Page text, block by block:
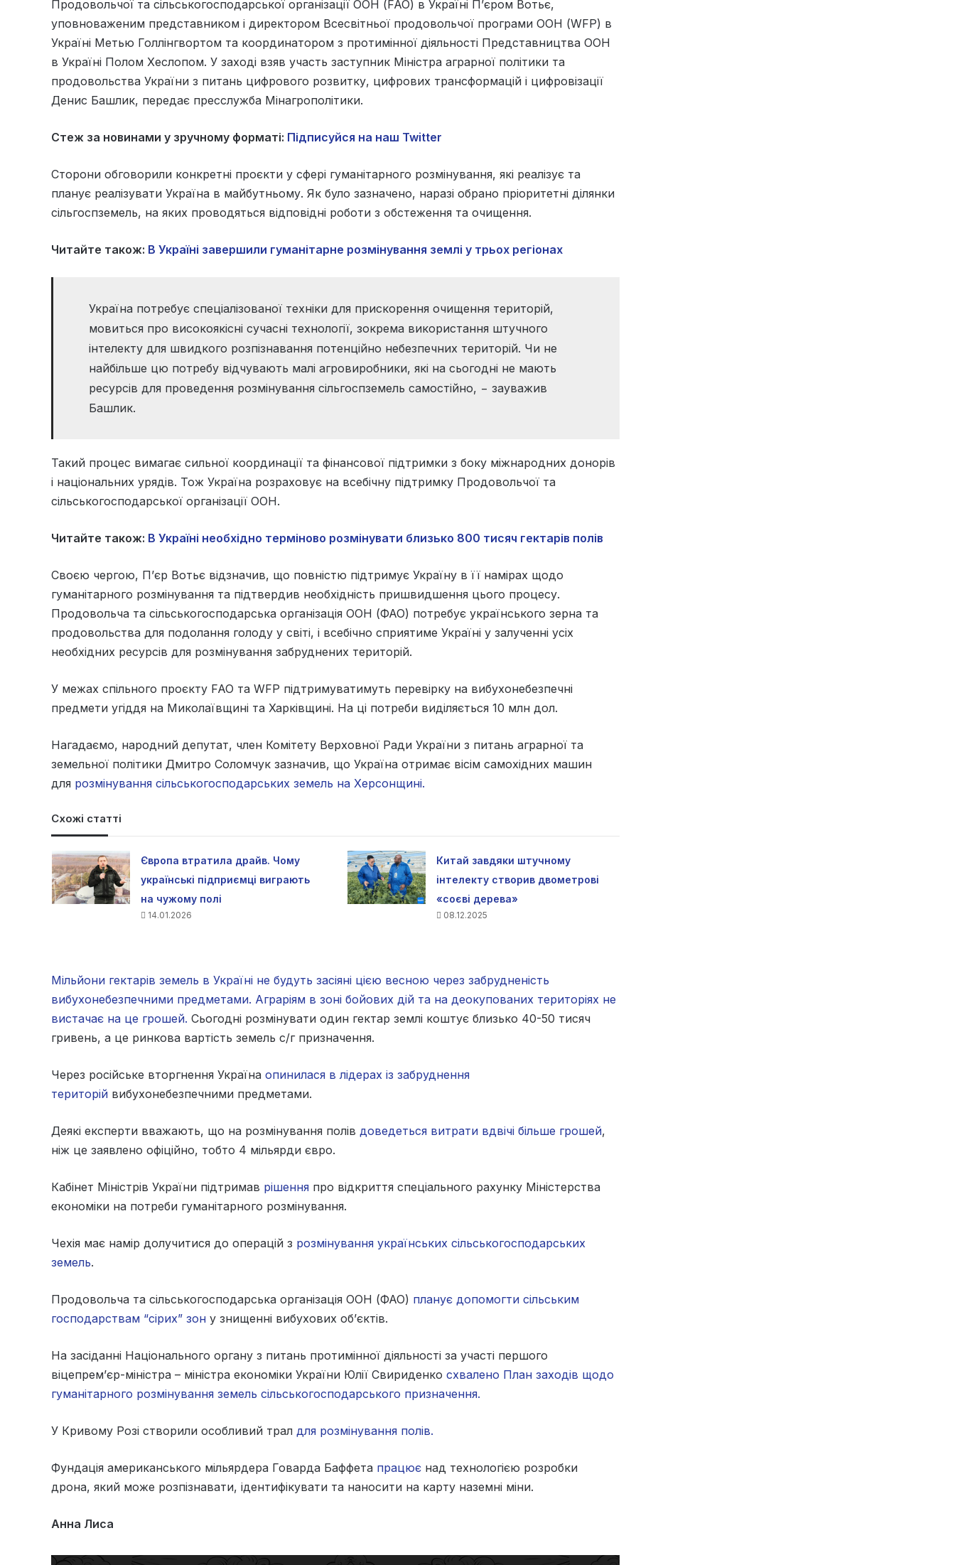
Продовольчої та сільськогосподарської організації ООН (FAO) в Україні П’єром Вотьє,
уповноваженим представником і директором Всесвітньої продовольчої програми ООН (WFP) в
Україні Метью Голлінгвортом та координатором з протимінної діяльності Представництва ООН
в Україні Полом Хеслопом. У заході взяв участь заступник Міністра аграрної політики та
продовольства України з питань цифрового розвитку, цифрових трансформацій і цифровізації
Денис Башлик, передає пресслужба Мінагрополітики.
Стеж за новинами у зручному форматі: Підписуйся на наш Twitter
Сторони обговорили конкретні проєкти у сфері гуманітарного розмінування, які реалізує та
планує реалізувати Україна в майбутньому. Як було зазначено, наразі обрано пріоритетні ділянки
сільгоспземель, на яких проводяться відповідні роботи з обстеження та очищення.
Читайте також: В Україні завершили гуманітарне розмінування землі у трьох регіонах
Україна потребує спеціалізованої техніки для прискорення очищення територій,
мовиться про високоякісні сучасні технології, зокрема використання штучного
інтелекту для швидкого розпізнавання потенційно небезпечних територій. Чи не
найбільше цю потребу відчувають малі агровиробники, які на сьогодні не мають
ресурсів для проведення розмінування сільгоспземель самостійно, − зауважив
Башлик.
Такий процес вимагає сильної координації та фінансової підтримки з боку міжнародних донорів
і національних урядів. Тож Україна розраховує на всебічну підтримку Продовольчої та
сільськогосподарської організації ООН.
Читайте також: В Україні необхідно терміново розмінувати близько 800 тисяч гектарів полів
Своєю чергою, П’єр Вотьє відзначив, що повністю підтримує Україну в її намірах щодо
гуманітарного розмінування та підтвердив необхідність пришвидшення цього процесу.
Продовольча та сільськогосподарська організація ООН (ФАО) потребує українського зерна та
продовольства для подолання голоду у світі, і всебічно сприятиме Україні у залученні усіх
необхідних ресурсів для розмінування забруднених територій.
У межах спільного проєкту FAO та WFP підтримуватимуть перевірку на вибухонебезпечні
предмети угіддя на Миколаївщині та Харківщині. На ці потреби виділяється 10 млн дол.
Нагадаємо, народний депутат, член Комітету Верховної Ради України з питань аграрної та
земельної політики Дмитро Соломчук зазначив, що Україна отримає вісім самохідних машин
для розмінування сільськогосподарських земель на Херсонщині.
Схожі статті
Європа втратила драйв. Чому
українські підприємці виграють
на чужому полі
14.01.2026
Китай завдяки штучному
інтелекту створив двометрові
«соєві дерева»
08.12.2025
Мільйони гектарів земель в Україні не будуть засіяні цією весною через забрудненість
вибухонебезпечними предметами. Аграріям в зоні бойових дій та на деокупованих територіях не
вистачає на це грошей. Сьогодні розмінувати один гектар землі коштує близько 40-50 тисяч
гривень, а це ринкова вартість земель с/г призначення.
Через російське вторгнення Україна опинилася в лідерах із забруднення
територій вибухонебезпечними предметами.
Деякі експерти вважають, що на розмінування полів доведеться витрати вдвічі більше грошей,
ніж це заявлено офіційно, тобто 4 мільярди євро.
Кабінет Міністрів України підтримав рішення про відкриття спеціального рахунку Міністерства
економіки на потреби гуманітарного розмінування.
Чехія має намір долучитися до операцій з розмінування українських сільськогосподарських
земель.
Продовольча та сільськогосподарська організація ООН (ФАО) планує допомогти сільським
господарствам “сірих” зон у знищенні вибухових об’єктів.
На засіданні Національного органу з питань протимінної діяльності за участі першого
віцепрем’єр-міністра – міністра економіки України Юлії Свириденко схвалено План заходів щодо
гуманітарного розмінування земель сільськогосподарського призначення.
У Кривому Розі створили особливий трал для розмінування полів.
Фундація американського мільярдера Говарда Баффета працює над технологією розробки
дрона, який може розпізнавати, ідентифікувати та наносити на карту наземні міни.
Анна Лиса